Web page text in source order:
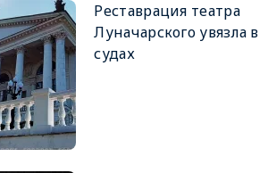
Реставрация театра
Луначарского увязла в
судах